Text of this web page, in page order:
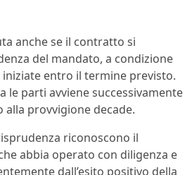
anche se il contratto si
del mandato, a condizione
entro il termine previsto.
le parti avviene successivamente
alla provvigione decade.
riconoscono il
abbia operato con diligenza e
dall’esito positivo della